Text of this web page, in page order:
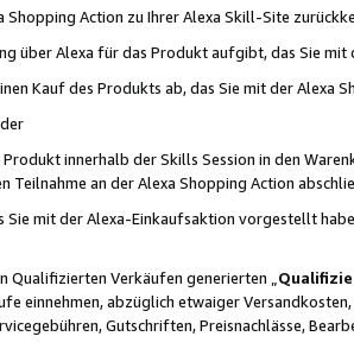
Action zu Ihrer Alexa Skill-Site
über Alexa für das Produkt aufgibt, das Sie mit
Kauf des Produkts ab, das Sie mit der Alexa
innerhalb der Skills Session in den
Teilnahme an der Alexa Shopping Action
mit der Alexa-Einkaufsaktion vorgestellt
Qualifizierten Verkäufen generierten „
einnehmen, abzüglich etwaiger
Gutschriften, Preisnachlässe,